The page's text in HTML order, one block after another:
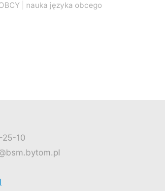
nauka języka obcego
25-10